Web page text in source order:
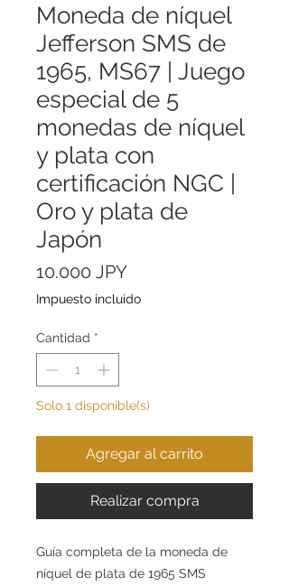
Moneda de níquel
Jefferson SMS de
1965, MS67 | Juego
especial de 5
monedas de níquel
y plata con
certificación NGC |
Oro y plata de
Japón
10.000 JPYPrecio
Impuesto incluido
Cantidad *
Solo 1 disponible(s)
Agregar al carrito
Realizar compra
Guía completa de la moneda de
níquel de plata de 1965 SMS